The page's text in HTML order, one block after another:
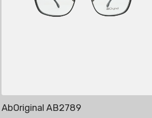
AbOriginal AB2789